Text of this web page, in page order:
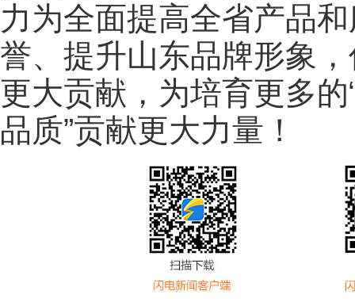
力为全面提高全省产品
誉、提升山东品牌形象
更大贡献，为培育更多的
品质”贡献更大力量！